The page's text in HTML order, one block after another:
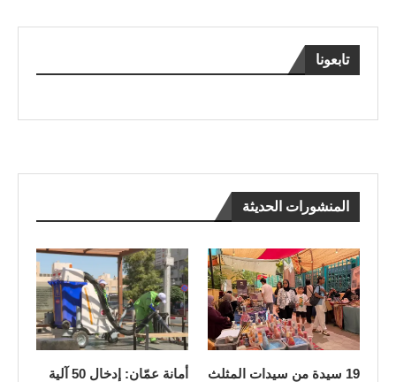
تابعونا
المنشورات الحديثة
19 سيدة من سيدات المثلث
أمانة عمّان: إدخال 50 آلية